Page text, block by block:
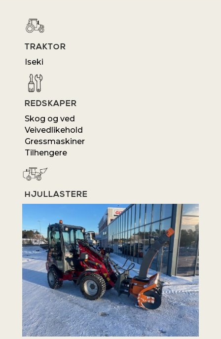
TRAKTOR
Iseki
REDSKAPER
Skog og ved
Veivedlikehold
Gressmaskiner
Tilhengere
HJULLASTERE